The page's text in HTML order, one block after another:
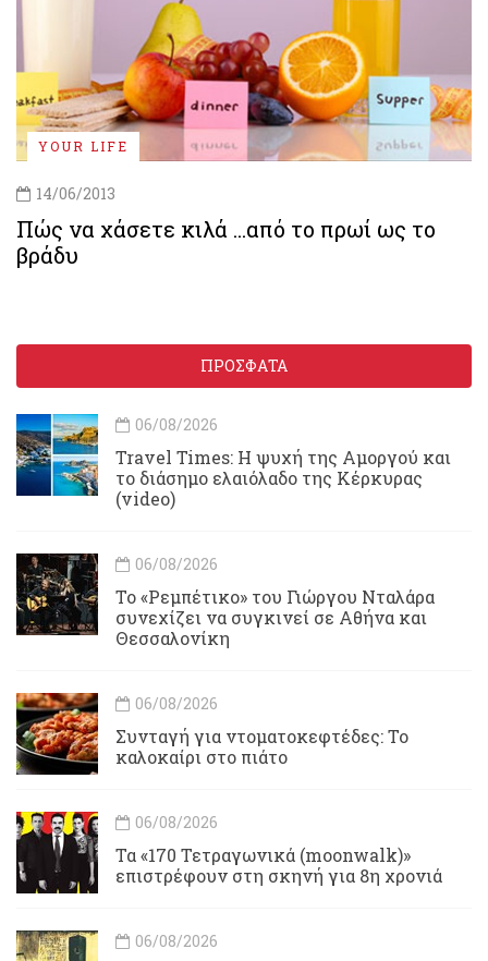
YOUR LIFE
14/06/2013
Πώς να χάσετε κιλά ...από το πρωί ως το
βράδυ
ΠΡΟΣΦΑΤΑ
06/08/2026
Travel Times: H ψυχή της Αμοργού και
το διάσημο ελαιόλαδο της Κέρκυρας
(video)
06/08/2026
Το «Ρεμπέτικο» του Γιώργου Νταλάρα
συνεχίζει να συγκινεί σε Αθήνα και
Θεσσαλονίκη
06/08/2026
Συνταγή για ντοματοκεφτέδες: Το
καλοκαίρι στο πιάτο
06/08/2026
Τα «170 Τετραγωνικά (moonwalk)»
επιστρέφουν στη σκηνή για 8η χρονιά
06/08/2026